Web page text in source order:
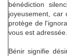
bénédiction
joyeusement, car
protège de
vous est adressée.
Bénir signifie